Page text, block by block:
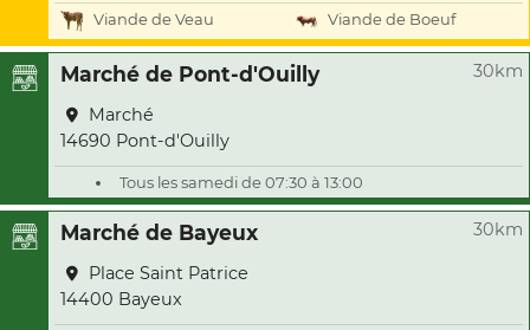
Viande de Veau Viande de Boeuf
Marché de Pont-d'Ouilly 30km
Marché
14690 Pont-d'Ouilly
Tous les samedi de 07:30 à 13:00
Marché de Bayeux 30km
Place Saint Patrice
14400 Bayeux